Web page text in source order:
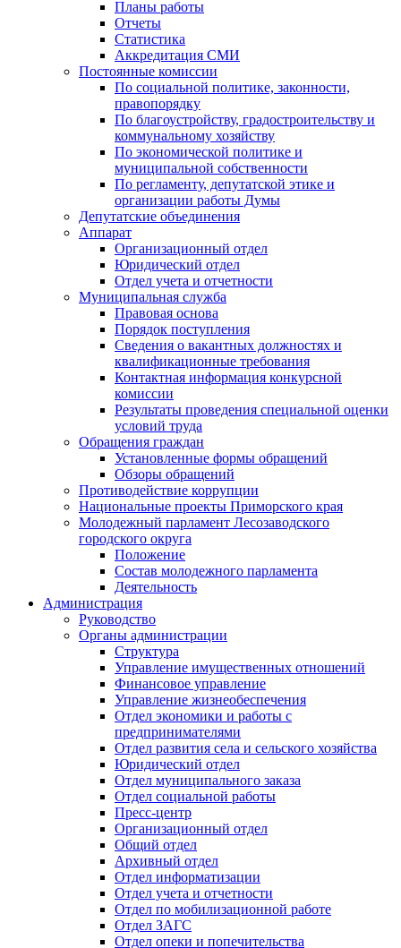
Планы работы
Отчеты
Статистика
Аккредитация СМИ
Постоянные комиссии
По социальной политике, законности,
правопорядку
По благоустройству, градостроительству и
коммунальному хозяйству
По экономической политике и
муниципальной собственности
По регламенту, депутатской этике и
организации работы Думы
Депутатские объединения
Аппарат
Организационный отдел
Юридический отдел
Отдел учета и отчетности
Муниципальная служба
Правовая основа
Порядок поступления
Сведения о вакантных должностях и
квалификационные требования
Контактная информация конкурсной
комиссии
Результаты проведения специальной оценки
условий труда
Обращения граждан
Установленные формы обращений
Обзоры обращений
Противодействие коррупции
Национальные проекты Приморского края
Молодежный парламент Лесозаводского
городского округа
Положение
Состав молодежного парламента
Деятельность
Администрация
Руководство
Органы администрации
Структура
Управление имущественных отношений
Финансовое управление
Управление жизнеобеспечения
Отдел экономики и работы с
предпринимателями
Отдел развития села и сельского хозяйства
Юридический отдел
Отдел муниципального заказа
Отдел социальной работы
Пресс-центр
Организационный отдел
Общий отдел
Архивный отдел
Отдел информатизации
Отдел учета и отчетности
Отдел по мобилизационной работе
Отдел ЗАГС
Отдел опеки и попечительства